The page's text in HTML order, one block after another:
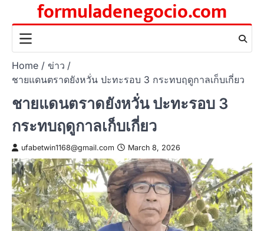
content
formuladenegocio.com
Home
ข่าว
ชายแดนตราดยังหวั่น ปะทะรอบ 3 กระทบฤดูกาลเก็บเกี่ยว
ชายแดนตราดยังหวั่น ปะทะรอบ 3
กระทบฤดูกาลเก็บเกี่ยว
ufabetwin1168@gmail.com March 8, 2026